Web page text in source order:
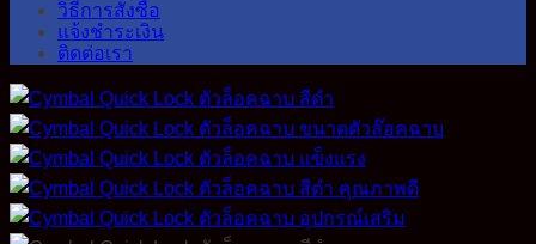
วิธีการสั่งซื้อ
แจ้งชำระเงิน
ติดต่อเรา